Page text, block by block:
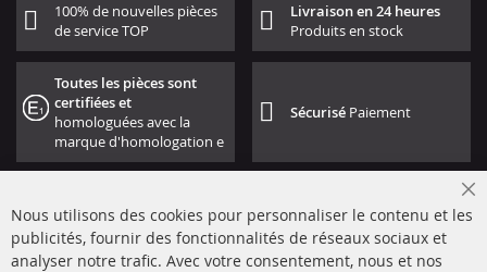
100% de nouvelles pièces
de service TOP
Livraison en 24 heures
Produits en stock
Toutes les pièces sont
certifiées et
homologuées avec la
marque d'homologation e
Sécurisé Paiement
Nous utilisons des cookies pour personnaliser le contenu et les
publicités, fournir des fonctionnalités de réseaux sociaux et
analyser notre trafic. Avec votre consentement, nous et nos